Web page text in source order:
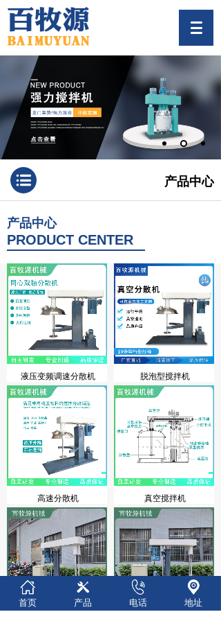
产品中心
产品中心
PRODUCT CENTER
液压变频调速分散机 脱泡型搅拌机
高速分散机 真空搅拌机
首页 产品 电话 地址